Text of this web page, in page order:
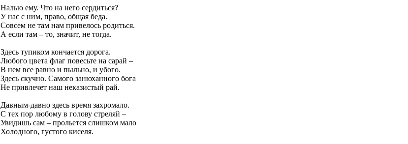
Налью ему. Что на него сердиться?
У нас с ним, право, общая беда.
Совсем не там нам привелось родиться.
А если там – то, значит, не тогда.
Здесь тупиком кончается дорога.
Любого цвета флаг повесьте на сарай –
В нем все равно и пыльно, и убого.
Здесь скучно. Самого занюханного бога
Не привлечет наш неказистый рай.
Давным-давно здесь время захромало.
С тех пор любому в голову стреляй –
Увидишь сам – прольется слишком мало
Холодного, густого киселя.